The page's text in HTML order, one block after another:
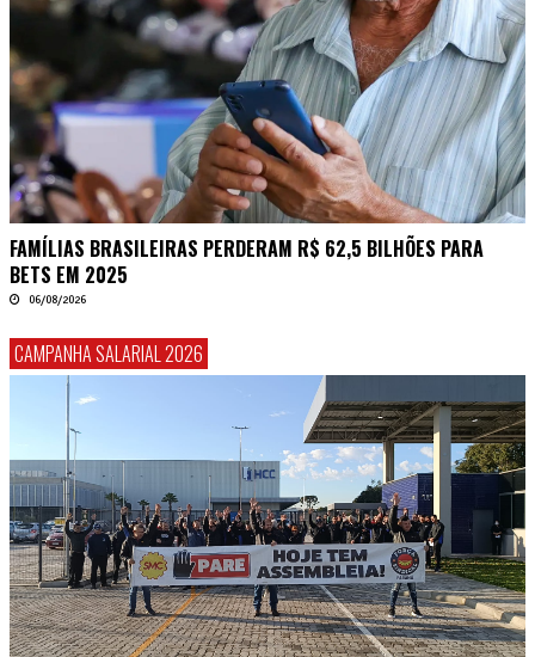
FAMÍLIAS BRASILEIRAS PERDERAM R$ 62,5 BILHÕES PARA
BETS EM 2025
06/08/2026
CAMPANHA SALARIAL 2026